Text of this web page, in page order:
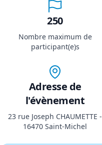
250
Nombre maximum de
participant(e)s
Adresse de
l'évènement
23 rue Joseph CHAUMETTE -
16470 Saint-Michel